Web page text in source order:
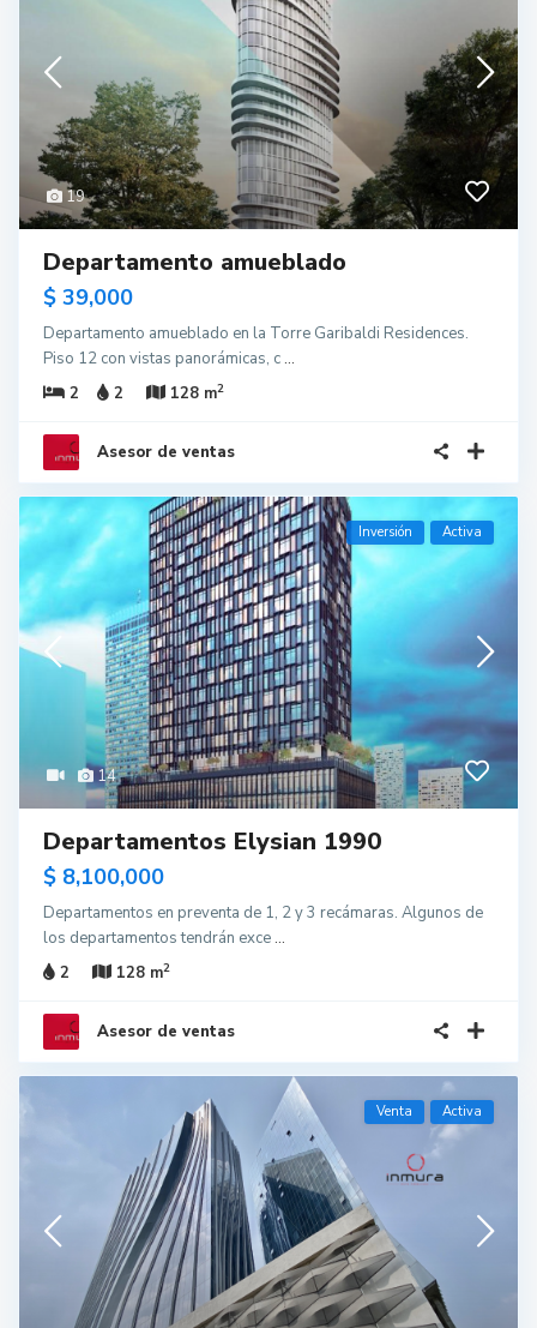
19
Departamento amueblado
$ 39,000
Departamento amueblado en la Torre Garibaldi Residences.
Piso 12 con vistas panorámicas, c...
2
2 128 m2
Asesor de ventas
14
Inversión Activa
Departamentos Elysian 1990
$ 8,100,000
Departamentos en preventa de 1, 2 y 3 recámaras. Algunos de
los departamentos tendrán exce...
2
128 m2
Asesor de ventas
Venta Activa